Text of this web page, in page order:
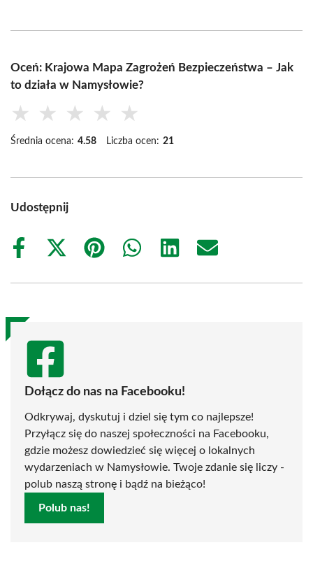
Oceń: Krajowa Mapa Zagrożeń Bezpieczeństwa – Jak
to działa w Namysłowie?
★ ★ ★ ★ ★
Średnia ocena: 4.58 Liczba ocen: 21
Udostępnij
Share
Share
(Twitter)
Share
Share
Share
Share
Dołącz do nas na Facebooku!
Odkrywaj, dyskutuj i dziel się tym co najlepsze!
Przyłącz się do naszej społeczności na Facebooku,
gdzie możesz dowiedzieć się więcej o lokalnych
wydarzeniach w Namysłowie. Twoje zdanie się liczy -
polub naszą stronę i bądź na bieżąco!
Polub nas!